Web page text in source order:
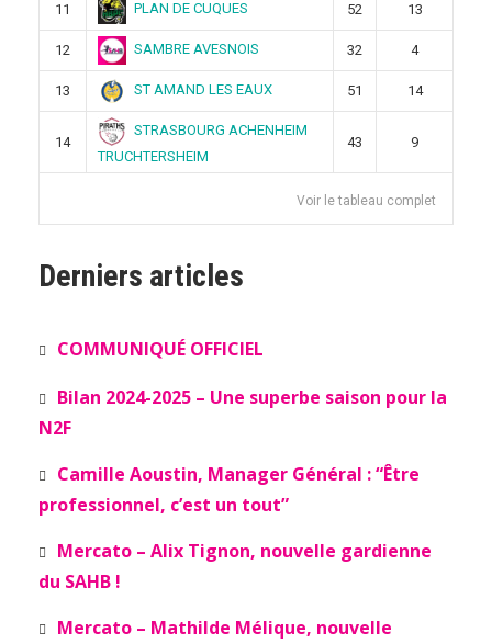
11 PLAN DE CUQUES 52 13
12 SAMBRE AVESNOIS 32 4
13 ST AMAND LES EAUX 51 14
14
STRASBOURG ACHENHEIM
TRUCHTERSHEIM
43 9
Voir le tableau complet
Derniers articles
COMMUNIQUÉ OFFICIEL
Bilan 2024-2025 – Une superbe saison pour la
N2F
Camille Aoustin, Manager Général : “Être
professionnel, c’est un tout”
Mercato – Alix Tignon, nouvelle gardienne
du SAHB !
Mercato – Mathilde Mélique, nouvelle